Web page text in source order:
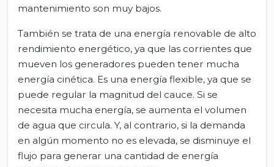
mantenimiento son muy bajos.
También se trata de una energía renovable de alto
rendimiento energético, ya que las corrientes que
mueven los generadores pueden tener mucha
energía cinética. Es una energía flexible, ya que se
puede regular la magnitud del cauce. Si se
necesita mucha energía, se aumenta el volumen
de agua que circula. Y, al contrario, si la demanda
en algún momento no es elevada, se disminuye el
flujo para generar una cantidad de energía